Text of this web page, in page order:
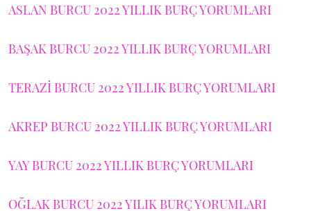
ASLAN BURCU 2022 YILLIK BURÇ YORUMLARI
BAŞAK BURCU 2022 YILLIK BURÇ YORUMLARI
TERAZİ BURCU 2022 YILLIK BURÇ YORUMLARI
AKREP BURCU 2022 YILLIK BURÇ YORUMLARI
YAY BURCU 2022 YILLIK BURÇ YORUMLARI
OĞLAK BURCU 2022 YILIK BURÇ YORUMLARI